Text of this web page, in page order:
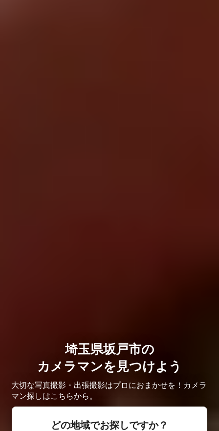
埼玉県坂戸市の
カメラマンを見つけよう
大切な写真撮影・出張撮影はプロにおまかせを！カメラ
マン探しはこちらから。
どの地域でお探しですか？